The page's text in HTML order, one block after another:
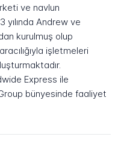
ve navlun
yılında Andrew ve
kurulmuş olup
işletmeleri
Express ile
bünyesinde faaliyet